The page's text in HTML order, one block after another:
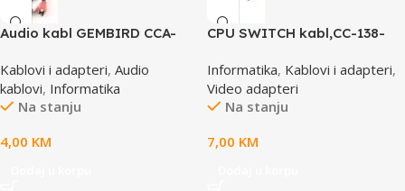
Audio kabl GEMBIRD CCA-
phono, 1,5m
Kablovi i adapteri, Audio
kablovi, Informatika
Na stanju
4,00 KM
CPU SWITCH kabl,CC-138-
Informatika, Kablovi i adapteri,
Video adapteri
Na stanju
7,00 KM